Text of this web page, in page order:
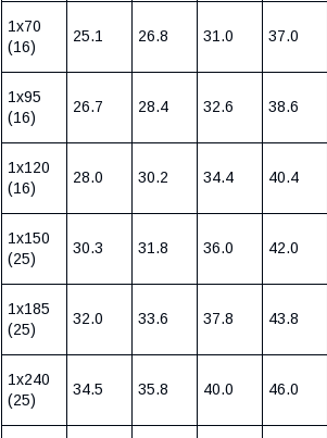
1х70
(16)
25.1 26.8 31.0 37.0
1х95
(16)
26.7 28.4 32.6 38.6
1х120
(16)
28.0 30.2 34.4 40.4
1х150
(25)
30.3 31.8 36.0 42.0
1х185
(25)
32.0 33.6 37.8 43.8
1х240
(25)
34.5 35.8 40.0 46.0